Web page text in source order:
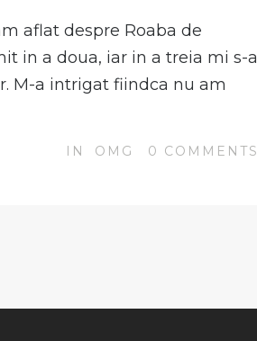
aflat despre Roaba de
in a doua, iar in a treia mi s-a
M-a intrigat fiindca nu am
IN OMG 0 COMMENTS